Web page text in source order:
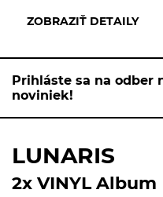
Prihláste sa na odber
noviniek!
LUNARIS
2x VINYL Album